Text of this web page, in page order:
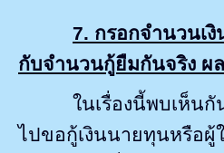
7. กรอกจำนวนเงิ
กับจำนวนกู้ยืมกันจริง ผ
ในเรื่องนี้พบเห็นกั
ไปขอกู้เงินนายทุนหรือ